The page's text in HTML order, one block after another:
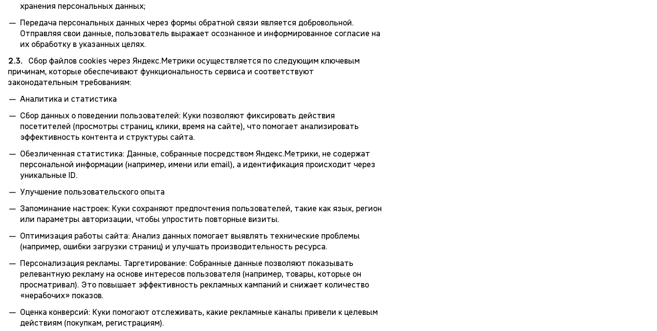
хранения персональных данных;
Передача персональных данных через формы обратной связи является добровольной.
Отправляя свои данные, пользователь выражает осознанное и информированное согласие на
их обработку в указанных целях.
2.3. Сбор файлов cookies через Яндекс.Метрики осуществляется по следующим ключевым
причинам, которые обеспечивают функциональность сервиса и соответствуют
законодательным требованиям:
Аналитика и статистика
Сбор данных о поведении пользователей: Куки позволяют фиксировать действия
посетителей (просмотры страниц, клики, время на сайте), что помогает анализировать
эффективность контента и структуры сайта.
Обезличенная статистика: Данные, собранные посредством Яндекс.Метрики, не содержат
персональной информации (например, имени или email), а идентификация происходит через
уникальные ID.
Улучшение пользовательского опыта
Запоминание настроек: Куки сохраняют предпочтения пользователей, такие как язык, регион
или параметры авторизации, чтобы упростить повторные визиты.
Оптимизация работы сайта: Анализ данных помогает выявлять технические проблемы
(например, ошибки загрузки страниц) и улучшать производительность ресурса.
Персонализация рекламы. Таргетирование: Собранные данные позволяют показывать
релевантную рекламу на основе интересов пользователя (например, товары, которые он
просматривал). Это повышает эффективность рекламных кампаний и снижает количество
«нерабочих» показов.
Оценка конверсий: Куки помогают отслеживать, какие рекламные каналы привели к целевым
действиям (покупкам, регистрациям).